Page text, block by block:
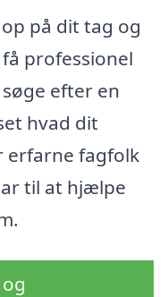
på dit tag og
professionel
efter en
hvad dit
erfarne fagfolk
til at hjælpe